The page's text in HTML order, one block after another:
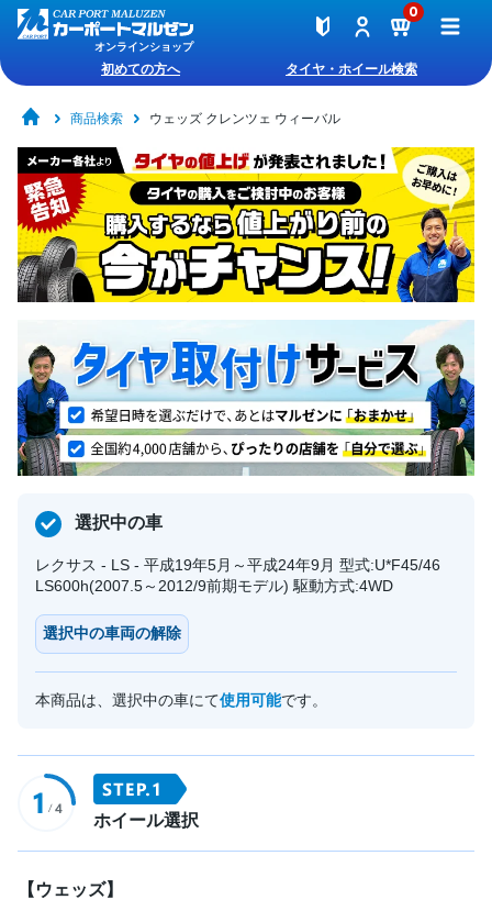
オンラインショップ
0
初めての方へ タイヤ・ホイール検索
商品検索 ウェッズ クレンツェ ウィーバル
選択中の車
レクサス - LS - 平成19年5月～平成24年9月 型式:U*F45/46
LS600h(2007.5～2012/9前期モデル) 駆動方式:4WD
選択中の車両の解除
本商品は、選択中の車にて使用可能です。
ホイール選択
【ウェッズ】